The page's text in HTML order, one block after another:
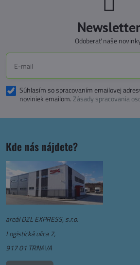
Newsletter
Odoberať naše
Súhlasím so spracovaním emailovej
noviniek emailom.Zásady spracovania
Kde nás nájdete?
areál DZL EXPRESS, s.r.o.
Logistická ulica 7,
917 01 TRNAVA